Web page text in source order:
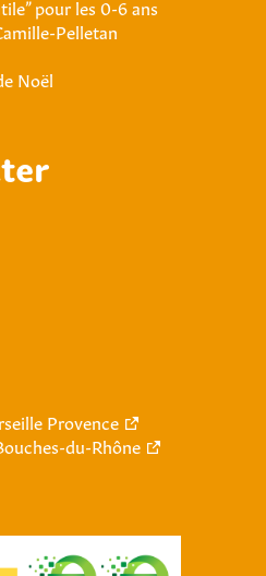
pour les 0-6 ans
Pelletan
Noël
Provence
du-Rhône